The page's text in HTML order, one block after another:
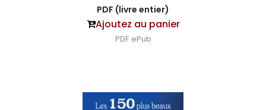
PDF (livre entier)
Ajoutez au panier
PDF ePub